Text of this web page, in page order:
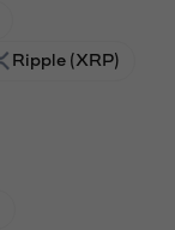
Ripple (XRP)